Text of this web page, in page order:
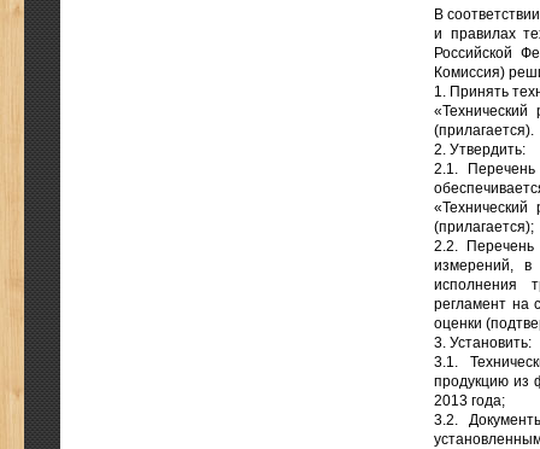
В
и правилах
Российской
Комиссия)
1. Принять
(прилагается).
2. Утвердить:
2.1. Перечень
(прилагается);
2.2.
измерений,
исполнения
регламент на
оценки
3. Установить:
3.1.
продукцию из
2013 года;
3.2.